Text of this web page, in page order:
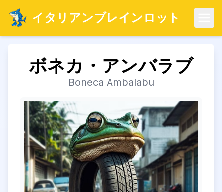
イタリアンブレインロット
ボネカ・アンバラブ
Boneca Ambalabu